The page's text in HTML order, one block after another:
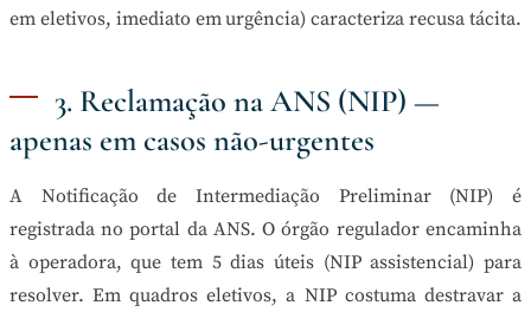
em eletivos, imediato em urgência) caracteriza recusa tácita.
3. Reclamação na ANS (NIP) —
apenas em casos não-urgentes
A Notificação de Intermediação Preliminar (NIP) é
registrada no portal da ANS. O órgão regulador encaminha
à operadora, que tem 5 dias úteis (NIP assistencial) para
resolver. Em quadros eletivos, a NIP costuma destravar a